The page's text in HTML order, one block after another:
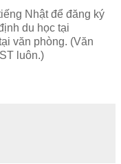
Nhật để đăng ký
du học tại
văn phòng. (Văn
luôn.)